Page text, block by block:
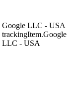
Google LLC - USA
trackingItem.Google
LLC - USA